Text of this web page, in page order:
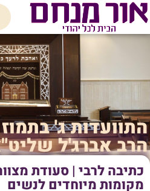
לתוכן
התוועדות ג'
הרב אברג'ל
כתיבה לרבי | סעודת
מקומות מיוחדים לנשים